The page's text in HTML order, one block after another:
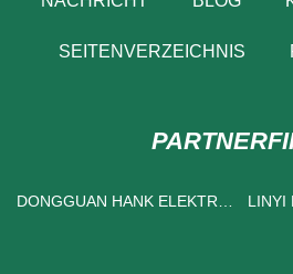
SEITENVERZEICHNIS
DONGGUAN HANK ELEKTRIK
LINYI HANNUO IMP & EXP